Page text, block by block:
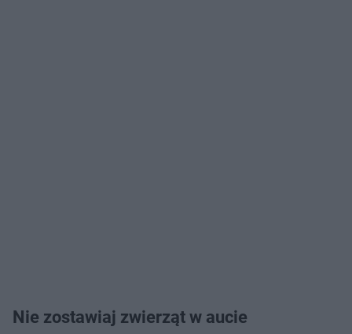
Nie zostawiaj zwierząt w aucie